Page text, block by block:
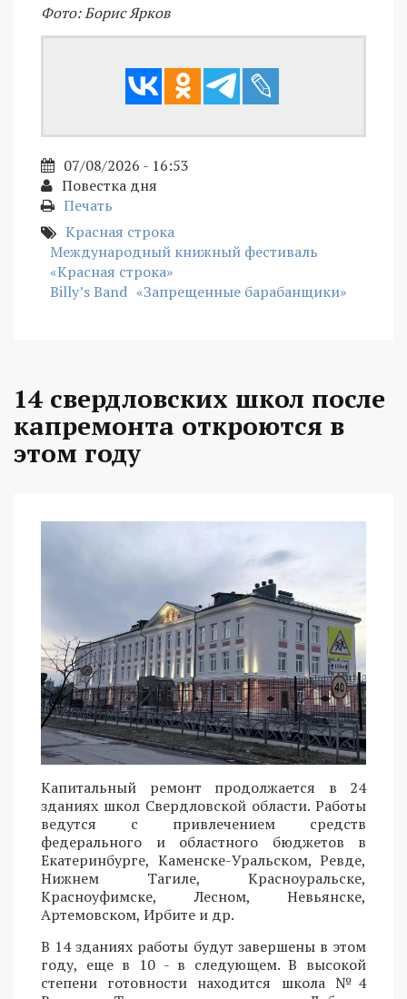
Фото: Борис Ярков
07/08/2026 - 16:53
Повестка дня
Печать
Красная строка
Международный книжный фестиваль
«Красная строка»
Billy’s Band «Запрещенные барабанщики»
14 свердловских школ после
капремонта откроются в
этом году
Капитальный ремонт продолжается в 24
зданиях школ Свердловской области. Работы
ведутся с привлечением средств
федерального и областного бюджетов в
Екатеринбурге, Каменске-Уральском, Ревде,
Нижнем Тагиле, Красноуральске,
Красноуфимске, Лесном, Невьянске,
Артемовском, Ирбите и др.
В 14 зданиях работы будут завершены в этом
году, еще в 10 - в следующем. В высокой
степени готовности находится школа №4